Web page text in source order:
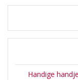
Handige